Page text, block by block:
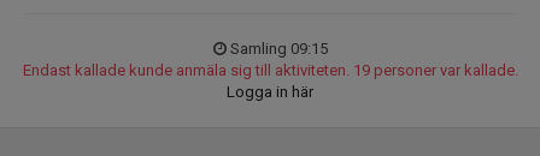
Samling 09:15
Endast kallade kunde anmäla sig till aktiviteten. 19 personer var kallade.
Logga in här